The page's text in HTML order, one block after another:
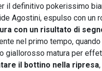
definitivo pokerissimo
Agostini, espulso con un
con un risultato di
nel primo tempo,
giallorosso matura per
il bottino nella ripresa